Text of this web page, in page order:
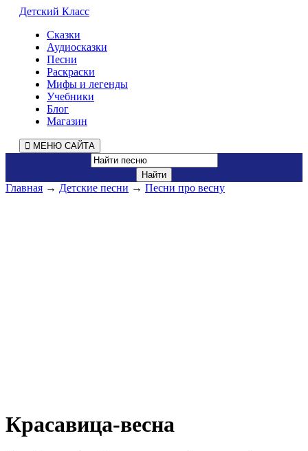
Детский Класс
Сказки
Аудиосказки
Песни
Раскраски
Мифы и легенды
Учебники
Блог
Магазин
МЕНЮ САЙТА
Главная → Детские песни → Песни про весну
Красавица-весна